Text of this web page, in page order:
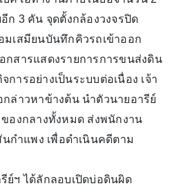
3 คัน จุดตั้งกล้องวงจรปิด
มเสมียนบันทึกคิวรถเข้าออก
สารแสดงรายการการขนส่งดิน
การอย่างเป็นระบบต่อเนื่อง เจ้า
ล่าวหาข้างต้น นำตัวนายอารีย์
องกลางทั้งหมด ส่งพนักงาน
กำแพง เพื่อดำเนินคดีตาม
ฯ ได้ลักลอบเปิดบ่อดินผิด